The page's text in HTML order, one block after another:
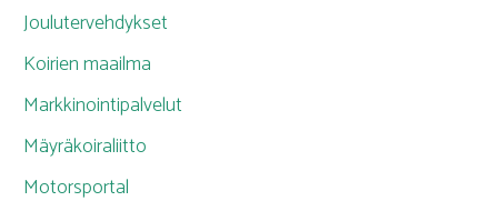
Joulutervehdykset
Koirien maailma
Markkinointipalvelut
Mäyräkoiraliitto
Motorsportal